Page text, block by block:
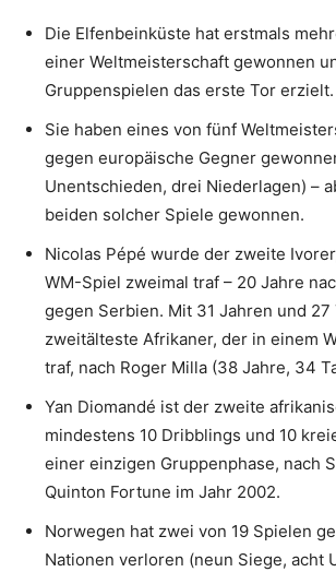
Die Elfenbeinküste hat erstmals
einer Weltmeisterschaft gewonnen
Gruppenspielen das erste Tor erzielt.
Sie haben eines von fünf
gegen europäische Gegner
Unentschieden, drei Niederlagen) –
beiden solcher Spiele gewonnen.
Nicolas Pépé wurde der zweite
WM-Spiel zweimal traf – 20 Jahre
gegen Serbien. Mit 31 Jahren und
zweitälteste Afrikaner, der in einem
traf, nach Roger Milla (38 Jahre, 34
Yan Diomandé ist der zweite
mindestens 10 Dribblings und 10
einer einzigen Gruppenphase, nach
Quinton Fortune im Jahr 2002.
Norwegen hat zwei von 19 Spielen
Nationen verloren (neun Siege, acht